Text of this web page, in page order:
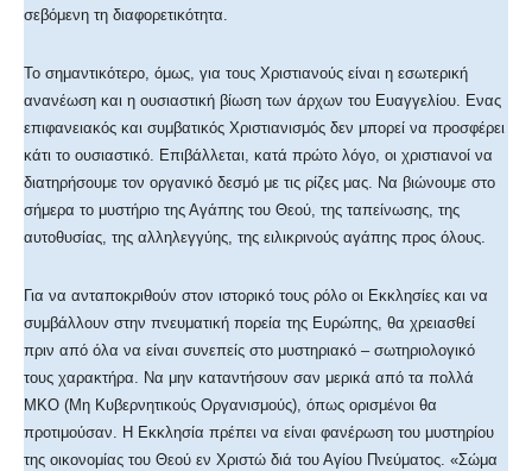
σεβόμενη τη διαφορετικότητα.
Το σημαντικότερο, όμως, για τους Χριστιανούς είναι η εσωτερική
ανανέωση και η ουσιαστική βίωση των άρχων του Ευαγγελίου. Ενας
επιφανειακός και συμβατικός Χριστιανισμός δεν μπορεί να προσφέρει
κάτι το ουσιαστικό. Επιβάλλεται, κατά πρώτο λόγο, οι χριστιανοί να
διατηρήσουμε τον οργανικό δεσμό με τις ρίζες μας. Να βιώνουμε στο
σήμερα το μυστήριο της Αγάπης του Θεού, της ταπείνωσης, της
αυτοθυσίας, της αλληλεγγύης, της ειλικρινούς αγάπης προς όλους.
Για να ανταποκριθούν στον ιστορικό τους ρόλο οι Εκκλησίες και να
συμβάλλουν στην πνευματική πορεία της Ευρώπης, θα χρειασθεί
πριν από όλα να είναι συνεπείς στο μυστηριακό – σωτηριολογικό
τους χαρακτήρα. Να μην καταντήσουν σαν μερικά από τα πολλά
ΜΚΟ (Μη Κυβερνητικούς Οργανισμούς), όπως ορισμένοι θα
προτιμούσαν. Η Εκκλησία πρέπει να είναι φανέρωση του μυστηρίου
της οικονομίας του Θεού εν Χριστώ διά του Αγίου Πνεύματος. «Σώμα